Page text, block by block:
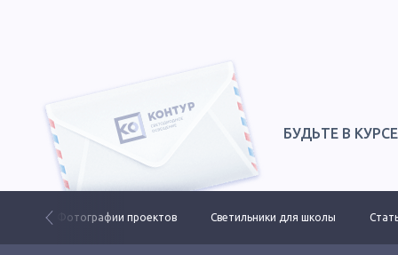
БУДЬТЕ В
Фотографии проектов Светильники для школы